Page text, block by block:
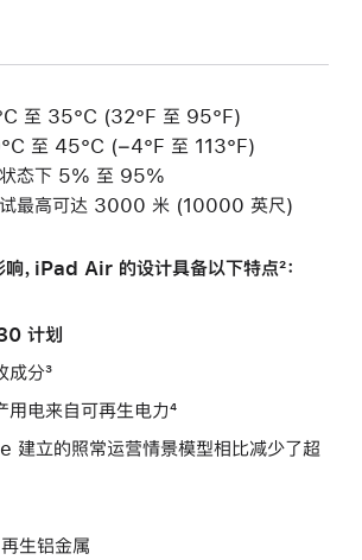
至 35°C (32°F 至 95°F)
至 45°C (−4°F 至 113°F)
态下 5% 至 95%
试最高可达 3000 米 (10000 英尺)
，iPad Air 的设计具备以下特点²：
计划
成分³
电来自可再生电力⁴
建立的照常运营情景模型相比减少了超
生铝金属